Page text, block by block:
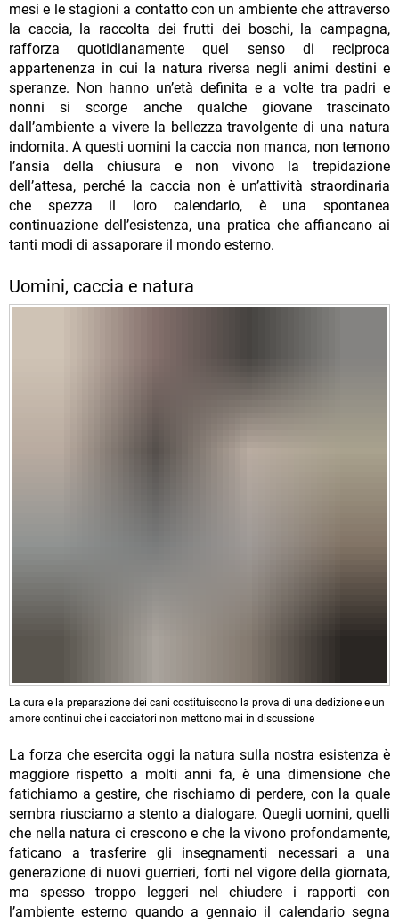
mesi e le stagioni a contatto con un ambiente che attraverso
la caccia, la raccolta dei frutti dei boschi, la campagna,
rafforza quotidianamente quel senso di reciproca
appartenenza in cui la natura riversa negli animi destini e
speranze. Non hanno un’età definita e a volte tra padri e
nonni si scorge anche qualche giovane trascinato
dall’ambiente a vivere la bellezza travolgente di una natura
indomita. A questi uomini la caccia non manca, non temono
l’ansia della chiusura e non vivono la trepidazione
dell’attesa, perché la caccia non è un’attività straordinaria
che spezza il loro calendario, è una spontanea
continuazione dell’esistenza, una pratica che affiancano ai
tanti modi di assaporare il mondo esterno.
Uomini, caccia e natura
La cura e la preparazione dei cani costituiscono la prova di una dedizione e un
amore continui che i cacciatori non mettono mai in discussione
La forza che esercita oggi la natura sulla nostra esistenza è
maggiore rispetto a molti anni fa, è una dimensione che
fatichiamo a gestire, che rischiamo di perdere, con la quale
sembra riusciamo a stento a dialogare. Quegli uomini, quelli
che nella natura ci crescono e che la vivono profondamente,
faticano a trasferire gli insegnamenti necessari a una
generazione di nuovi guerrieri, forti nel vigore della giornata,
ma spesso troppo leggeri nel chiudere i rapporti con
l’ambiente esterno quando a gennaio il calendario segna